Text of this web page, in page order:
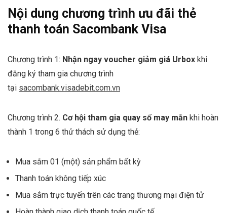
Nội dung chương trình ưu đãi thẻ
thanh toán Sacombank Visa
Chương trình 1: Nhận ngay voucher giảm giá Urbox khi
đăng ký tham gia chương trình
tại sacombank.visadebit.com.vn
Chương trình 2. Cơ hội tham gia quay số may mắn khi hoàn
thành 1 trong 6 thử thách sử dụng thẻ:
Mua sắm 01 (một) sản phẩm bất kỳ
Thanh toán không tiếp xúc
Mua sắm trực tuyến trên các trang thương mại điện tử